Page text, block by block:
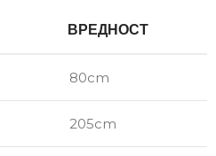
ВРЕДНОСТ
80cm
205cm